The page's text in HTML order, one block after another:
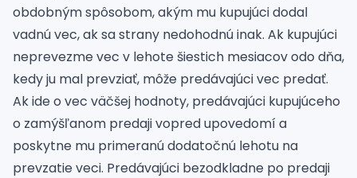
obdobným spôsobom, akým mu kupujúci dodal
vadnú vec, ak sa strany nedohodnú inak. Ak kupujúci
neprevezme vec v lehote šiestich mesiacov odo dňa,
kedy ju mal prevziať, môže predávajúci vec predať.
Ak ide o vec väčšej hodnoty, predávajúci kupujúceho
o zamýšľanom predaji vopred upovedomí a
poskytne mu primeranú dodatočnú lehotu na
prevzatie veci. Predávajúci bezodkladne po predaji